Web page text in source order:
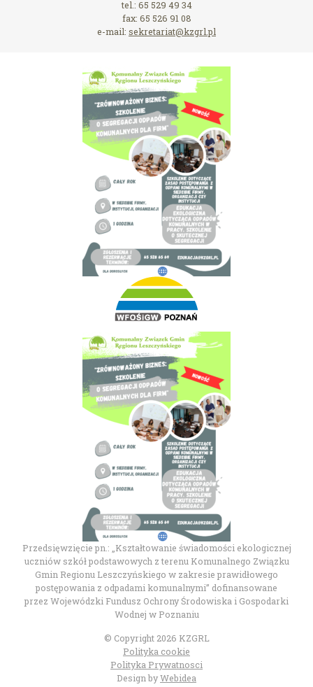
tel.: 65 529 49 34
fax: 65 526 91 08
e-mail: sekretariat@kzgrl.pl
Przedsięwzięcie pn.: „Kształtowanie świadomości ekologicznej
uczniów szkół podstawowych z terenu Komunalnego Związku
Gmin Regionu Leszczyńskiego w zakresie prawidłowego
postępowania z odpadami komunalnymi” dofinansowane
przez Wojewódzki Fundusz Ochrony Środowiska i Gospodarki
Wodnej w Poznaniu
© Copyright 2026 KZGRL
Polityka cookie
Polityka Prywatnosci
Design byWebidea